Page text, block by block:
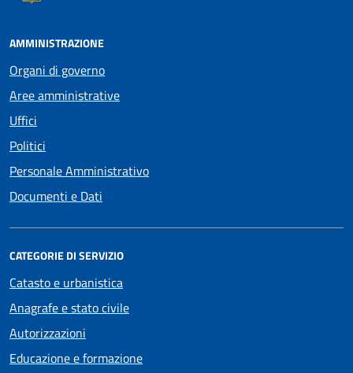
AMMINISTRAZIONE
Organi di governo
Aree amministrative
Uffici
Politici
Personale Amministrativo
Documenti e Dati
CATEGORIE DI SERVIZIO
Catasto e urbanistica
Anagrafe e stato civile
Autorizzazioni
Educazione e formazione